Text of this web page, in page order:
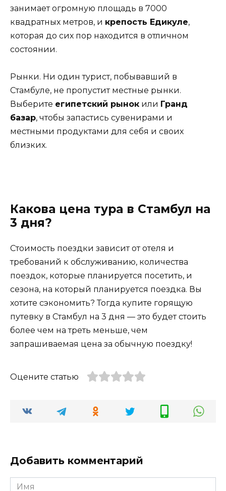
занимает огромную площадь в 7000
квадратных метров, и крепость Едикуле,
которая до сих пор находится в отличном
состоянии.
Рынки. Ни один турист, побывавший в
Стамбуле, не пропустит местные рынки.
Выберите египетский рынок или Гранд
базар, чтобы запастись сувенирами и
местными продуктами для себя и своих
близких.
Какова цена тура в Стамбул на
3 дня?
Стоимость поездки зависит от отеля и
требований к обслуживанию, количества
поездок, которые планируется посетить, и
сезона, на который планируется поездка. Вы
хотите сэкономить? Тогда купите горящую
путевку в Стамбул на 3 дня — это будет стоить
более чем на треть меньше, чем
запрашиваемая цена за обычную поездку!
Оцените статью
Добавить комментарий
Имя